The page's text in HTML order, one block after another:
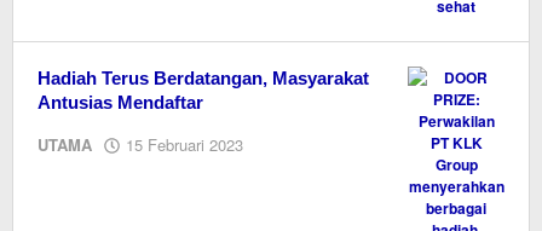
Hadiah Terus Berdatangan, Masyarakat
Antusias Mendaftar
UTAMA 15 Februari 2023